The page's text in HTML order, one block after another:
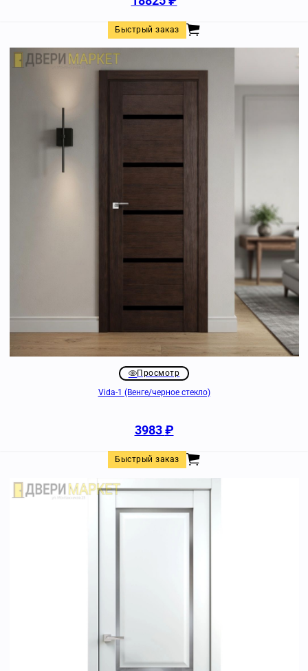
Быстрый заказ
Просмотр
Vida-1 (Венге/черное стекло)
3983₽
Быстрый заказ